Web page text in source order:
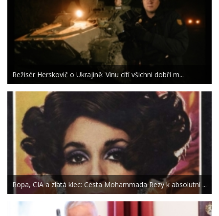
Režisér Herskovič o Ukrajině: Vinu cítí všichni dobří m...
Ropa, CIA a zlatá klec: Cesta Mohammada Rezy k absolutní ...